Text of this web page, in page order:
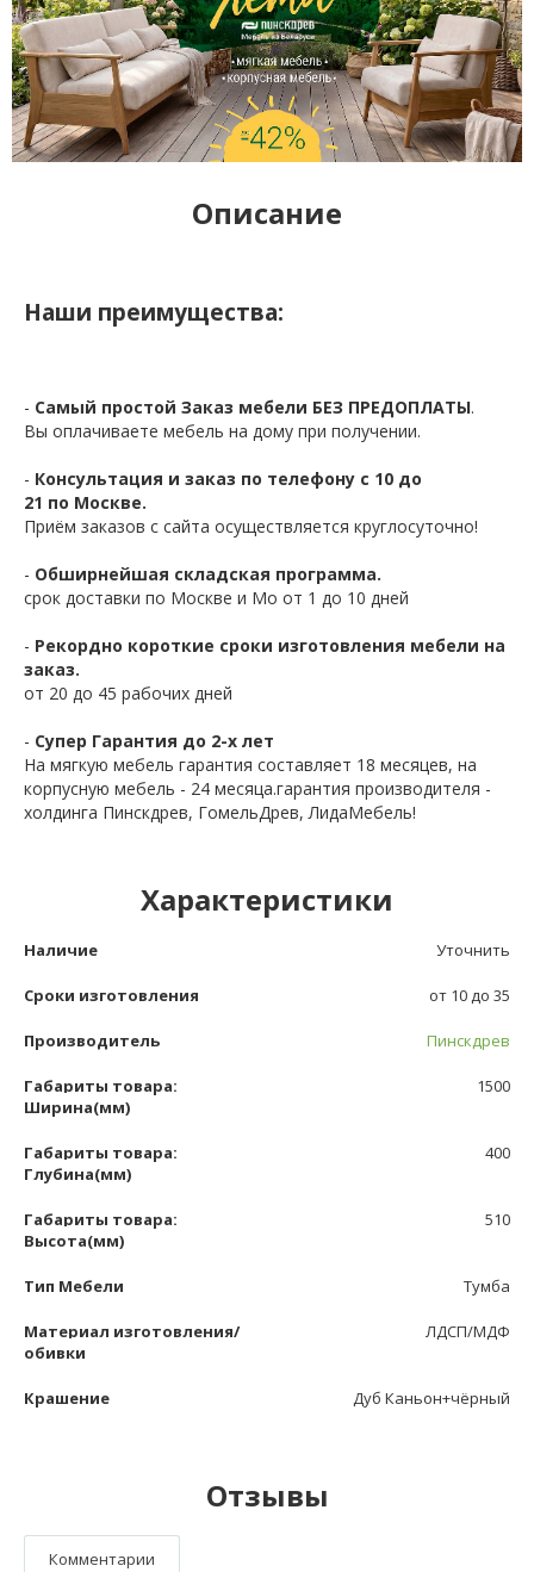
Описание
Наши преимущества:
- Самый простой Заказ мебели БЕЗ ПРЕДОПЛАТЫ.
Вы оплачиваете мебель на дому при получении.
- Консультация и заказ по телефону с 10 до
21 по Москве.
Приём заказов с сайта осуществляется круглосуточно!
- Обширнейшая складская программа.
срок доставки по Москве и Мо от 1 до 10 дней
- Рекордно короткие сроки изготовления мебели на
заказ.
от 20 до 45 рабочих дней
- Супер Гарантия до 2-х лет
На мягкую мебель гарантия составляет 18 месяцев, на
корпусную мебель - 24 месяца.гарантия производителя -
холдинга Пинскдрев, ГомельДрев, ЛидаМебель!
Характеристики
Наличие Уточнить
Сроки изготовления от 10 до 35
Производитель Пинскдрев
Габариты товара:
Ширина(мм)
1500
Габариты товара:
Глубина(мм)
400
Габариты товара:
Высота(мм)
510
Тип Мебели Тумба
Материал изготовления/
обивки
ЛДСП/МДФ
Крашение Дуб Каньон+чёрный
Отзывы
Комментарии